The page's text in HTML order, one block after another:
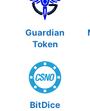
Guardian
Token
BitDice